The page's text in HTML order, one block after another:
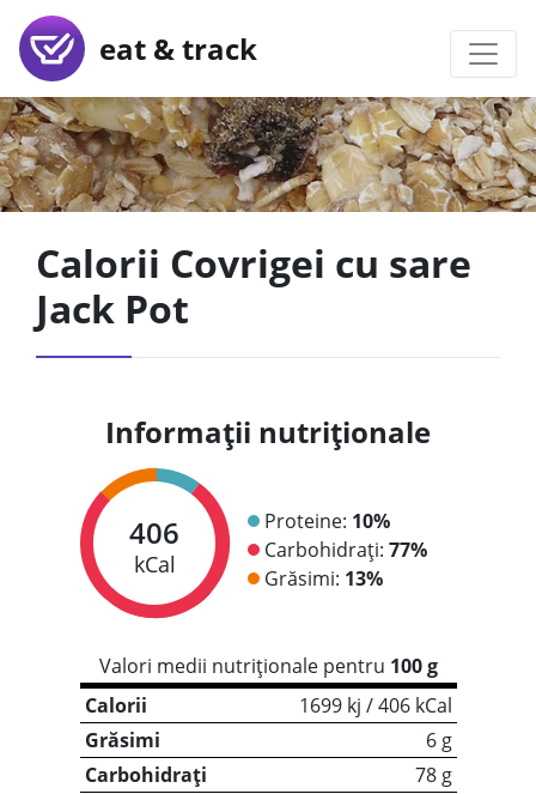
eat & track
Calorii Covrigei cu sare
Jack Pot
Informații nutriționale
406
kCal
Proteine: 10%
Carbohidrați: 77%
Grăsimi: 13%
Valori medii nutriționale pentru 100 g
Calorii
1699 kj / 406 kCal
Grăsimi
6 g
Carbohidrați
78 g